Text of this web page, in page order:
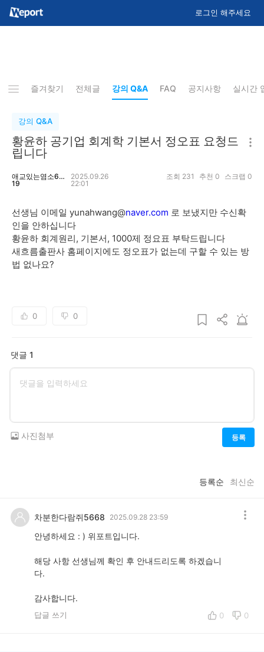
로그인 해주세요
즐겨찾기 전체글 강의 Q&A FAQ 공지사항 실시간
강의 Q&A
황윤하 공기업 회계학 기본서 정오표 요청드
립니다
애교있는염소65
19
2025.09.26
22:01
조회 231 추천 0 스크랩 0
선생님 이메일 yunahwang@naver.com 로 보냈지만 수신확
인을 안하십니다
황윤하 회계원리, 기본서, 1000제 정요표 부탁드립니다
새흐름출판사 홈페이지에도 정오표가 없는데 구할 수 있는 방
법 없나요?
0 0
댓글 1
등록
사진첨부
등록순 최신순
차분한다람쥐5668 2025.09.28 23:59
안녕하세요 : ) 위포트입니다.
해당 사항 선생님께 확인 후 안내드리도록 하겠습니
다.
감사합니다.
답글 쓰기 0 0